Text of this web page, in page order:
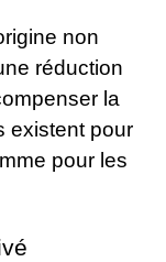
non
réduction
la
existent pour
pour les